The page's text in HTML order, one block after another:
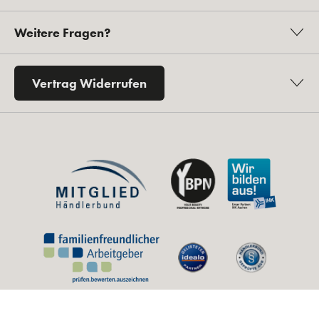
Weitere Fragen?
Vertrag Widerrufen